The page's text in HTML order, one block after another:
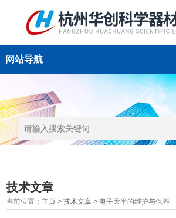
网站导航
技术文章
当前位置： 主页 >技术文章 > 电子天平的维护与保养